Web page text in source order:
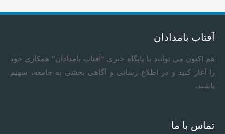
آفتاب بامدادان
هم اکنون می توانید با پایگاه خبری “آفتاب بامدادان” همکاری خود
را آغاز کنید و در اطلاع رسانی و آگاهی بخشی به جامعه، سهیم
باشید.
تماس با ما